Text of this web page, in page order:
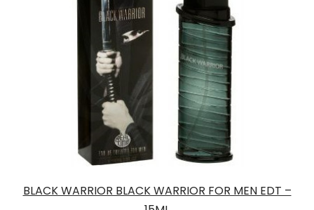
BLACK WARRIOR BLACK WARRIOR FOR MEN EDT –